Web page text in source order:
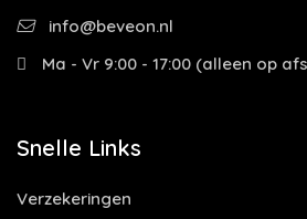
info@beveon.nl
Ma - Vr 9:00 - 17:00 (alleen op
Snelle Links
Verzekeringen